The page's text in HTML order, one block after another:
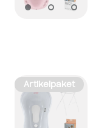
Artikelpaket